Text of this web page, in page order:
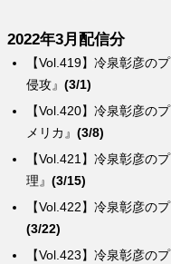
2022年3月配信分
【Vol.423】冷泉彰彦の
【Vol.422】冷泉彰彦の
(3/22)
【Vol.421】冷泉彰彦の
理』(3/15)
【Vol.420】冷泉彰彦の
メリカ』(3/8)
【Vol.419】冷泉彰彦の
侵攻』(3/1)